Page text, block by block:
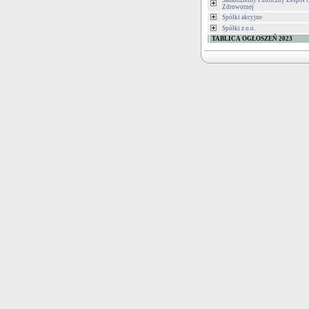
Zdrowotnej
Spółki akcyjne
Spółki z o.o.
TABLICA OGŁOSZEŃ 2023